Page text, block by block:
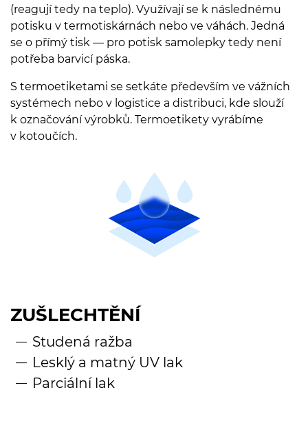
(reagují tedy na teplo). Využívají se k následnému
potisku v termotiskárnách nebo ve váhách. Jedná
se o přímý tisk — pro potisk samolepky tedy není
potřeba barvicí páska.
S termoetiketami se setkáte především ve vážních
systémech nebo v logistice a distribuci, kde slouží
k označování výrobků. Termoetikety vyrábíme
v kotoučích.
ZUŠLECHTĚNÍ
Studená ražba
Lesklý a matný UV lak
Parciální lak